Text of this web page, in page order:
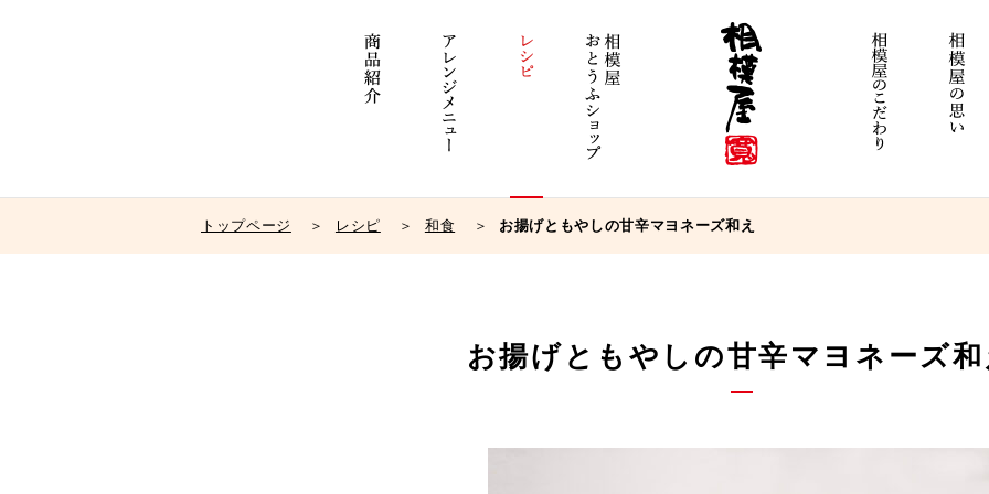
トップページ レシピ 和食 お揚げともやしの甘辛マヨネーズ和え
お揚げともやしの甘辛マヨネーズ